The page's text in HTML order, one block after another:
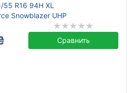
55 R16 94H XL
Snowblazer UHP
Сравнить